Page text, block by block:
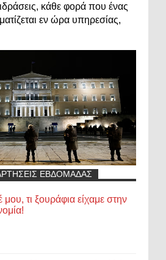
κάθε φορά που ένας
εν ώρα υπηρεσίας,
ΕΒΔΟΜΑΔΑΣ
τι ξουράφια είχαμε στην